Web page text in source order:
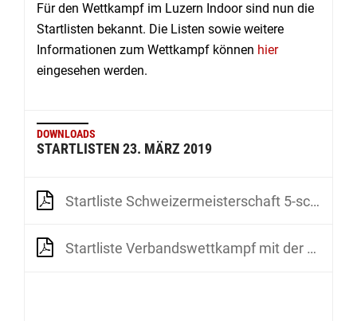
Für den Wettkampf im Luzern Indoor sind nun die
Startlisten bekannt. Die Listen sowie weitere
Informationen zum Wettkampf können hier
eingesehen werden.
DOWNLOADS
STARTLISTEN 23. MÄRZ 2019
Startliste Schweizermeisterschaft 5-schüssige Luftpistole
Startliste Verbandswettkampf mit der 5-schüssigen Luftpistole